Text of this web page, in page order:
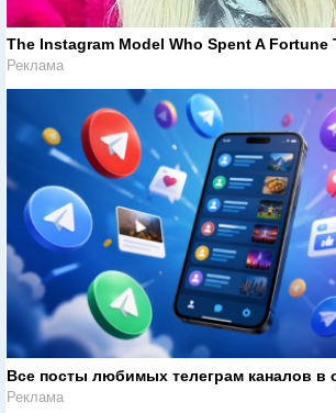
The Instagram Model Who Spent A
Реклама
Все посты любимых телеграм каналов в
Реклама